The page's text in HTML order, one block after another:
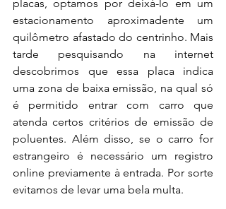
placas, optamos por deixá-lo em um
estacionamento aproximadente um
quilômetro afastado do centrinho. Mais
tarde pesquisando na internet
descobrimos que essa placa indica
uma zona de baixa emissão, na qual só
é permitido entrar com carro que
atenda certos critérios de emissão de
poluentes. Além disso, se o carro for
estrangeiro é necessário um registro
online previamente à entrada. Por sorte
evitamos de levar uma bela multa.